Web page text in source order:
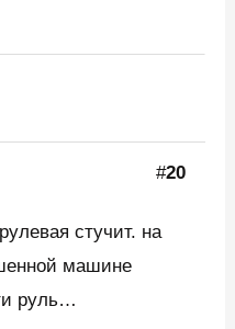
#20
стучит. на
машине
руль…